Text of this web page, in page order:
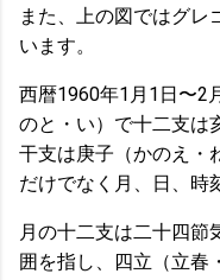
また、上の図ではグレ
います。
西暦1960年1月1日〜2
のと・い）で十二支は
干支は庚子（かのえ・
だけでなく月、日、時
月の十二支は二十四節
囲を指し、四立（立春